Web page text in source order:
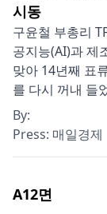
시동
구윤철 부총리
공지능(AI)과 제
맞아 14년째 표
를 다시 꺼내 들
By:
Press: 매일경제
A12면